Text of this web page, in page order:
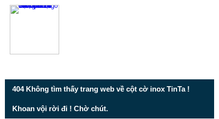
Từ mục này trở xuống là mã nguồn Zalo
404 Không tìm thấy trang web về cột cờ inox TinTa !
Khoan vội rời đi ! Chờ chút.